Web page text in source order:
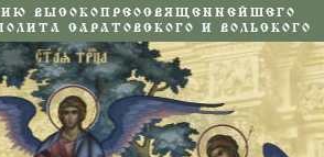
ВЫСОКОПРЕОСВЯЩЕННЕЙШЕГО
САРАТОВСКОГО И ВОЛЬСКОГО